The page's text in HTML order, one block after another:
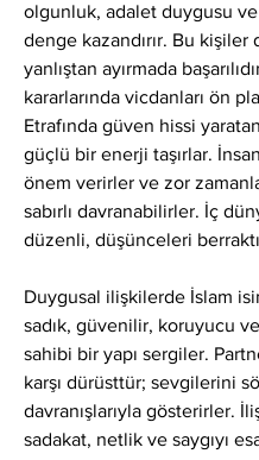
olgunluk, adalet duygusu
denge kazandırır. Bu kişiler
yanlıştan ayırmada
kararlarında vicdanları ön
Etrafında güven hissi
güçlü bir enerji taşırlar.
önem verirler ve zor
sabırlı davranabilirler. İç
düzenli, düşünceleri
Duygusal ilişkilerde İslam
sadık, güvenilir, koruyucu
sahibi bir yapı sergiler.
karşı dürüsttür; sevgilerini
davranışlarıyla gösterirler.
sadakat, netlik ve saygıyı